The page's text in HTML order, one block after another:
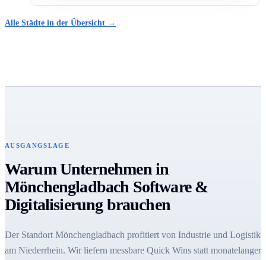
Alle Städte in der Übersicht →
AUSGANGSLAGE
Warum Unternehmen in
Mönchengladbach Software &
Digitalisierung brauchen
Der Standort Mönchengladbach profitiert von Industrie und Logistik
am Niederrhein. Wir liefern messbare Quick Wins statt monatelanger